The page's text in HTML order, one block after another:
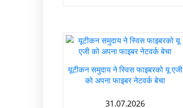
यूटीकन समुदाय ने स्विस फाइबरको यू एजी
को अपना फाइबर नेटवर्क बेचा
31.07.2026